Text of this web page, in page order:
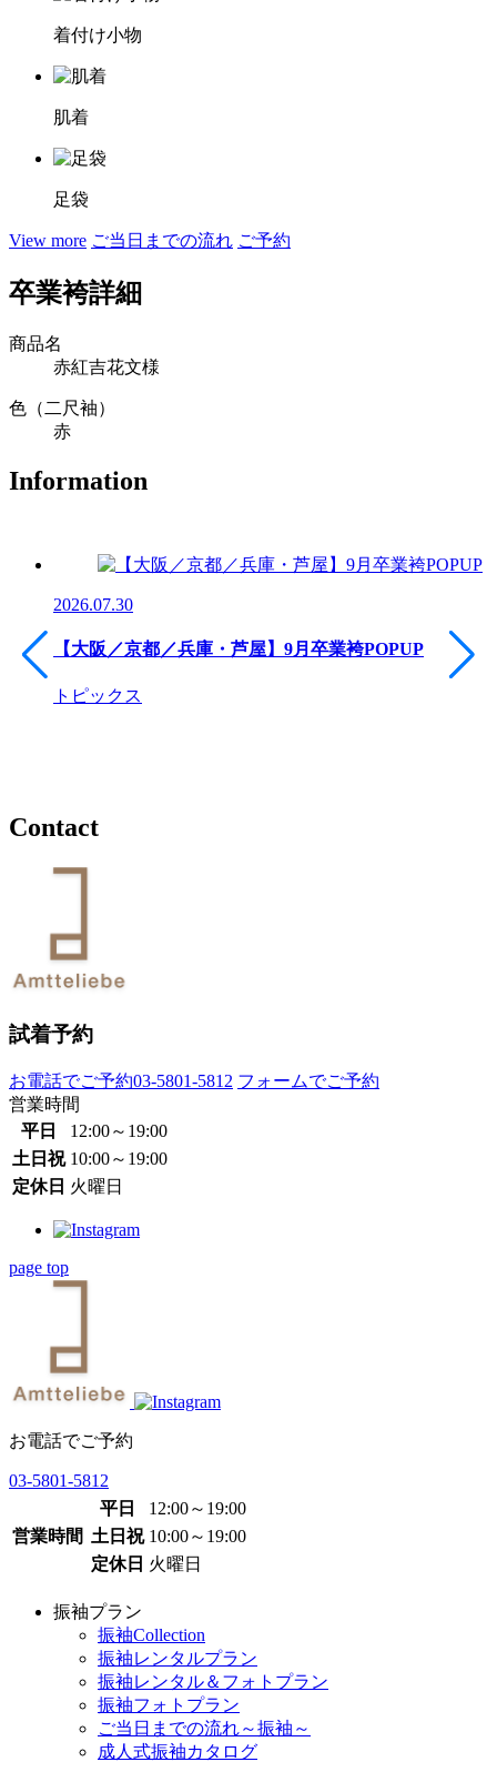
着付け小物
肌着
足袋
View more ご当日までの流れ ご予約
卒業袴詳細
商品名
赤紅吉花文様
色（二尺袖）
赤
Information
2026.07.30
【大阪／京都／兵庫・芦屋】9月卒業袴POPUP
トピックス
Contact
試着予約
お電話でご予約03-5801-5812 フォームでご予約
営業時間
平日
12:00～19:00
土日祝 10:00～19:00
定休日 火曜日
page top
お電話でご予約
03-5801-5812
営業時間
平日
12:00～19:00
土日祝 10:00～19:00
定休日 火曜日
振袖プラン
振袖Collection
振袖レンタルプラン
振袖レンタル＆フォトプラン
振袖フォトプラン
ご当日までの流れ～振袖～
成人式振袖カタログ